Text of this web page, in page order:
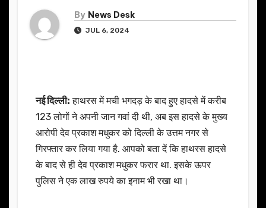
By News Desk
JUL 6, 2024
नई दिल्ली: हाथरस में मची भगदड़ के बाद हुए हादसे में करीब
123 लोगों ने अपनी जान गवां दी थी, अब इस हादसे के मुख्य
आरोपी देव प्रकाश मधुकर को दिल्ली के उत्तम नगर से
गिरफ्तार कर लिया गया है. आपको बता दें कि हाथरस हादसे
के बाद से ही देव प्रकाश मधुकर फरार था. इसके ऊपर
पुलिस ने एक लाख रुपये का इनाम भी रखा था।